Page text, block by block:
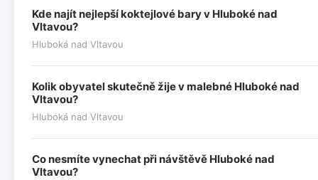
Kde najít nejlepší koktejlové bary v Hluboké nad
Vltavou?
Hluboká nad Vltavou
Kolik obyvatel skutečně žije v malebné Hluboké nad
Vltavou?
Hluboká nad Vltavou
Co nesmíte vynechat při návštěvě Hluboké nad
Vltavou?